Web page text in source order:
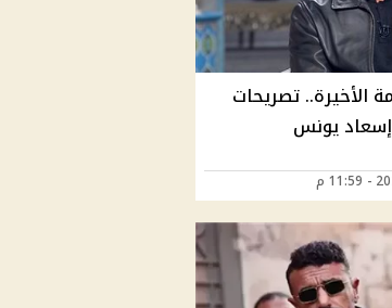
الأخيرة.. تصريحات
يونس